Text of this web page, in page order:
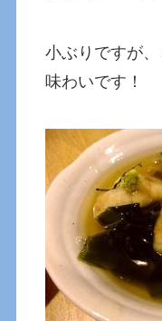
小ぶりですが
味わいです！